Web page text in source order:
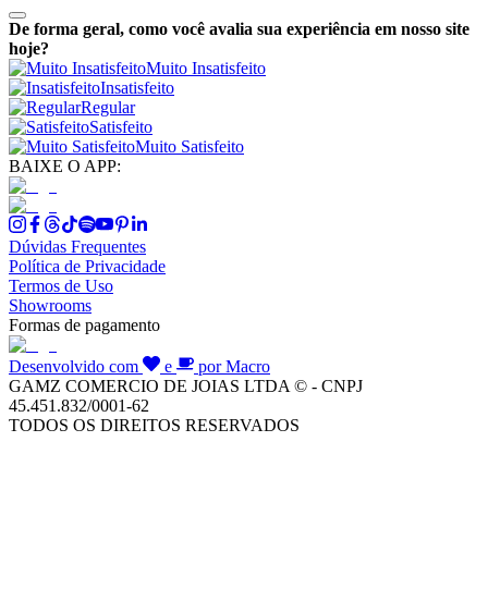
De forma geral, como você avalia sua experiência em nosso site
hoje?
Muito Insatisfeito
Insatisfeito
Regular
Satisfeito
Muito Satisfeito
BAIXE O APP:
Dúvidas Frequentes
Política de Privacidade
Termos de Uso
Showrooms
Formas de pagamento
Desenvolvido com e
por Macro
GAMZ COMERCIO DE JOIAS LTDA © - CNPJ
45.451.832/0001-62
TODOS OS DIREITOS RESERVADOS